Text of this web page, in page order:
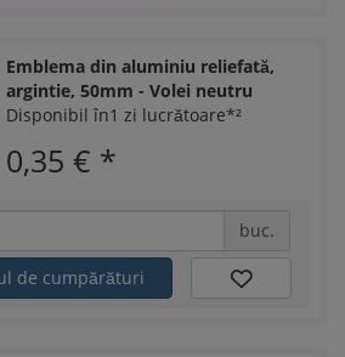
Emblema din aluminiu reliefată,
argintie, 50mm - Volei neutru
Disponibil în1 zi lucrătoare*²
0,35 € *
buc.
de cumpărături